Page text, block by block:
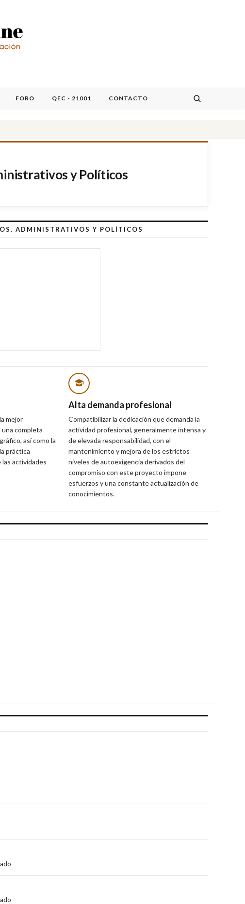
FORO QEC - 21001 CONTACTO
y Políticos
ADMINISTRATIVOS Y POLÍTICOS
mejor
completa
así como la
práctica
las actividades
Alta demanda profesional
Compatibilizar la dedicación que demanda la
actividad profesional, generalmente intensa y
de elevada responsabilidad, con el
mantenimiento y mejora de los estrictos
niveles de autoexigencia derivados del
compromiso con este proyecto impone
esfuerzos y una constante actualización de
conocimientos.